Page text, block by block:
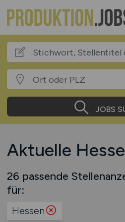
JOBS
Aktuelle
26 passende
für:
Hessen